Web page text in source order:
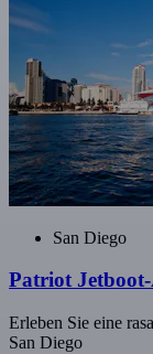
San Diego
Patriot
Erleben Sie eine
San Diego